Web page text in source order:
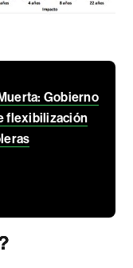
Gobierno
flexibilización